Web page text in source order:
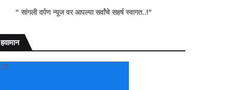
न्यूज वर आपल्या सर्वांचे सहर्ष स्वागत..!"
हवामान
28